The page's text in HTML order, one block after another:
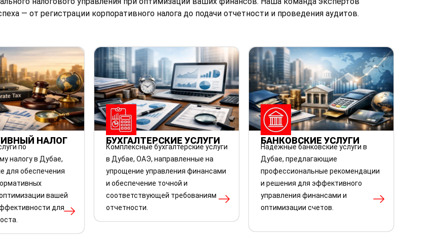
— от регистрации корпоративного налога до подачи отчетности и проведения аудитов.
НАЛОГ
по
налогу в Дубае,
для обеспечения
вашей
для
БУХГАЛТЕРСКИЕ УСЛУГИ
Комплексные бухгалтерские услуги
в Дубае, ОАЭ, направленные на
упрощение управления финансами
и обеспечение точной и
соответствующей требованиям
отчетности.
БАНКОВСКИЕ УСЛУГИ
Надёжные банковские услуги в
Дубае, предлагающие
профессиональные рекомендации
и решения для эффективного
управления финансами и
оптимизации счетов.